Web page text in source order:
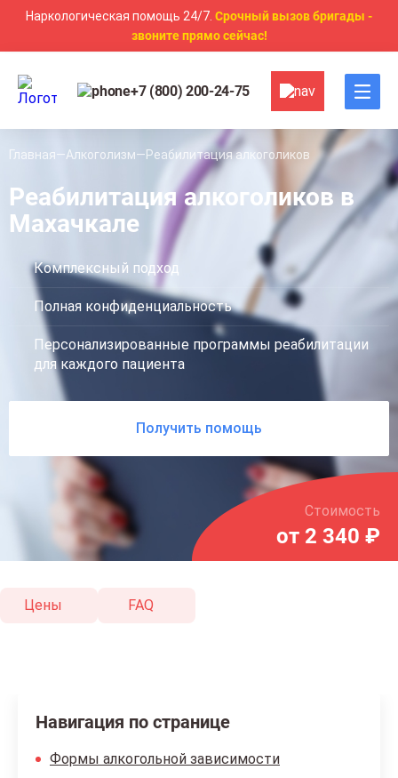
Наркологическая помощь 24/7. Срочный вызов бригады -
звоните прямо сейчас!
+7 (800) 200-24-75
Главная Алкоголизм Реабилитация алкоголиков
Реабилитация алкоголиков в
Махачкале
Комплексный подход
Полная конфиденциальность
Персонализированные программы реабилитации
для каждого пациента
Получить помощь
Стоимость
от 2 340 ₽
Цены FAQ
Навигация по странице
Формы алкогольной зависимости